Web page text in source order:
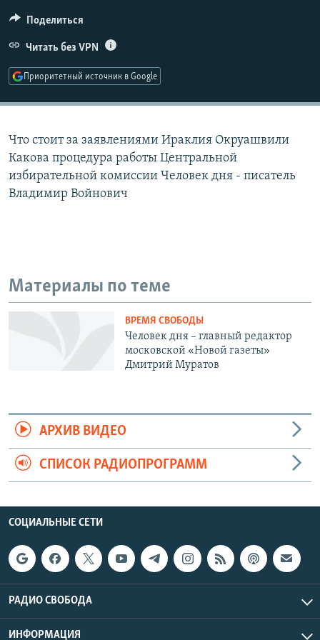
РАСПИСАНИЕ ВЕЩАНИЯ
ПОДПИШИТЕСЬ НА РАССЫЛКУ
СОЦИАЛЬНЫЕ СЕТИ
Все сайты РСЕ/РС
Поделиться
Читать без VPN
Приоритетный источник в Google
Что стоит за заявлениями Ираклия Окруашвили
Какова процедура работы Центральной
избирательной комиссии Человек дня - писатель
Владимир Войнович
Материалы по теме
ВРЕМЯ СВОБОДЫ
Человек дня – главный редактор
московской «Новой газеты»
Дмитрий Муратов
АРХИВ ВИДЕО
СПИСОК РАДИОПРОГРАММ
СОЦИАЛЬНЫЕ СЕТИ
РАДИО СВОБОДА
ИНФОРМАЦИЯ